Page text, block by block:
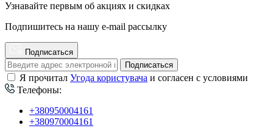
Узнавайте первым об акциях и скидках
Подпишитесь на нашу e-mail рассылку
Подписаться
Подписаться
Я прочитал Угода користувача и согласен с условиями
Телефоны:
+380950004161
+380970004161